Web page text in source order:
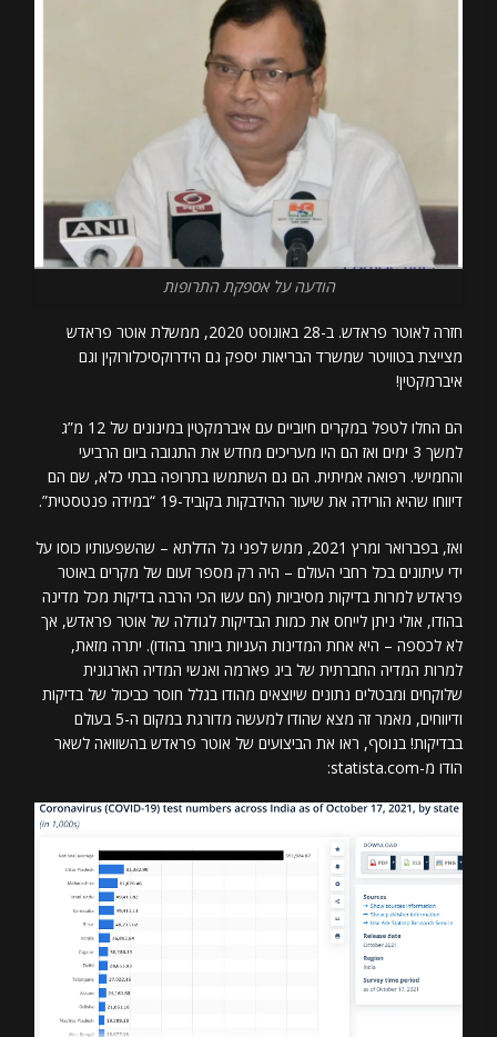
הודעה על אספקת התרופות
חזרה לאוטר פראדש. ב-28 באוגוסט 2020, ממשלת אוטר פראדש
מצייצת בטוויטר שמשרד הבריאות יספק גם הידרוקסיכלורוקין וגם
איברמקטין!
הם החלו לטפל במקרים חיוביים עם איברמקטין במינונים של 12 מ”ג
למשך 3 ימים ואז הם היו מעריכים מחדש את התגובה ביום הרביעי
והחמישי. רפואה אמיתית. הם גם השתמשו בתרופה בבתי כלא, שם הם
דיווחו שהיא הורידה את שיעור ההידבקות בקוביד-19 “במידה פנטסטית”.
ואז, בפברואר ומרץ 2021, ממש לפני גל הדלתא – שהשפעותיו כוסו על
ידי עיתונים בכל רחבי העולם – היה רק ​​מספר זעום של מקרים באוטר
פראדש למרות בדיקות מסיביות (הם עשו הכי הרבה בדיקות מכל מדינה
בהודו, אולי ניתן לייחס את כמות הבדיקות לגודלה של אוטר פראדש, אך
לא לכספה – היא אחת המדינות העניות ביותר בהודו). יתרה מזאת,
למרות המדיה החברתית של ביג פארמה ואנשי המדיה הארגונית
שלוקחים ומבטלים נתונים שיוצאים מהודו בגלל חוסר כביכול של בדיקות
ודיווחים, מאמר זה מצא שהודו למעשה מדורגת במקום ה-5 בעולם
בבדיקות! בנוסף, ראו את הביצועים של אוטר פראדש בהשוואה לשאר
הודו מ-statista.com: